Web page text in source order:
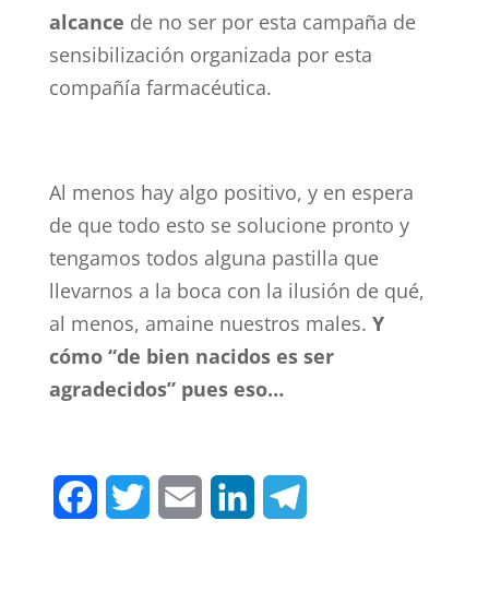
alcance de no ser por esta campaña de
sensibilización organizada por esta
compañía farmacéutica.
Al menos hay algo positivo, y en espera
de que todo esto se solucione pronto y
tengamos todos alguna pastilla que
llevarnos a la boca con la ilusión de qué,
al menos, amaine nuestros males. Y
cómo “de bien nacidos es ser
agradecidos” pues eso…